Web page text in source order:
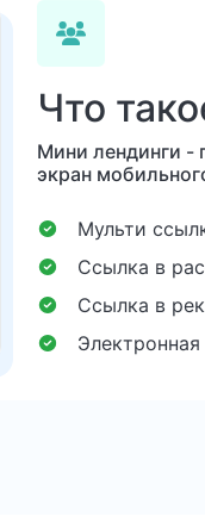
Что
Мини лендинги -
экран
Мульти
Ссылка в
Ссылка в
Электронная